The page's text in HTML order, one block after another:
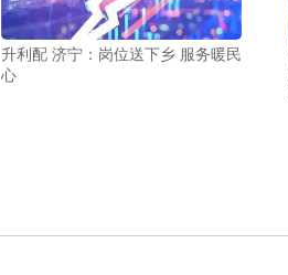
升利配 济宁：岗位送下乡 服务暖民
心